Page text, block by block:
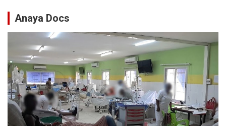
Anaya Docs